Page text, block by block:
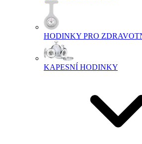
HODINKY PRO
KAPESNÍ HODINKY